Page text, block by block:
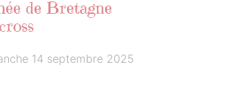
de Bretagne
14 septembre 2025